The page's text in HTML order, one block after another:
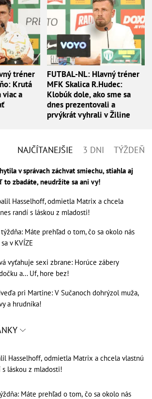
tréner
Krutá
viac a
FUTBAL-NL: Hlavný tréner
MFK Skalica R.Hudec:
Klobúk dole, ako sme sa
dnes prezentovali a
prvýkrát vyhrali v Žiline
NAJČÍTANEJŠIE 3 DNI TÝŽDEŇ
v správach záchvat smiechu, stiahla aj
to zbadáte, neudržíte sa ani vy!
Hasselhoff, odmietla Matrix a chcela
randí s láskou z mladosti!
Máte prehľad o tom, čo sa okolo nás
v KVÍZE
vyťahuje sexi zbrane: Horúce zábery
a... Uf, hore bez!
pri Martine: V Sučanoch dohrýzol muža,
a hrudníka!
Hasselhoff, odmietla Matrix a chcela vlastnú
láskou z mladosti!
Máte prehľad o tom, čo sa okolo nás